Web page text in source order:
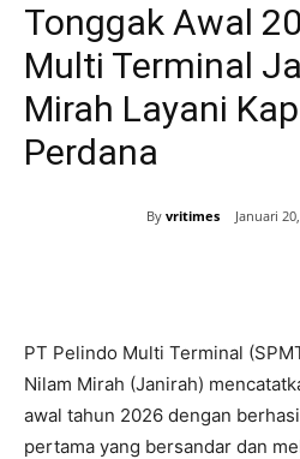
Tonggak Awal
Multi Terminal
Mirah Layani
Perdana
By vritimes Januari
PT Pelindo Multi Terminal
Nilam Mirah (Janirah)
awal tahun 2026 dengan
pertama yang bersandar dan